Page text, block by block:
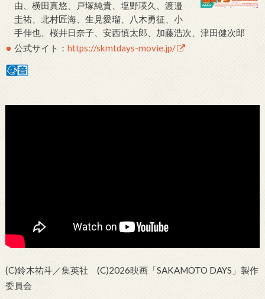
由、横田真悠、戸塚純貴、塩野瑛久、渡邉
圭祐、北村匠海、生見愛瑠、八木勇征、小
手伸也、桜井日奈子、安西慎太郎、加藤浩次、津田健次郎
公式サイト：https://skmtdays-movie.jp/
(C)鈴木祐斗／集英社 (C)2026映画「SAKAMOTO DAYS」製作
委員会